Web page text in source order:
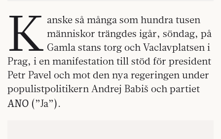
K anske så många som hundra tusen
människor trängdes igår, söndag, på
Gamla stans torg och Vaclavplatsen i
Prag, i en manifestation till stöd för president
Petr Pavel och mot den nya regeringen under
populistpolitikern Andrej Babiš och partiet
ANO (”Ja”).